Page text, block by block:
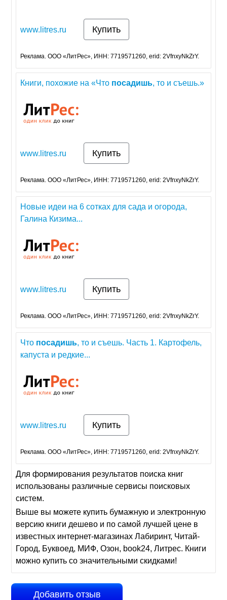
www.litres.ru Купить
Реклама. ООО «ЛитРес», ИНН: 7719571260, erid: 2VfnxyNkZrY.
Книги, похожие на «Что посадишь, то и съешь.»
www.litres.ru Купить
Реклама. ООО «ЛитРес», ИНН: 7719571260, erid: 2VfnxyNkZrY.
Новые идеи на 6 сотках для сада и огорода,
Галина Кизима...
www.litres.ru Купить
Реклама. ООО «ЛитРес», ИНН: 7719571260, erid: 2VfnxyNkZrY.
Что посадишь, то и съешь. Часть 1. Картофель,
капуста и редкие...
www.litres.ru Купить
Реклама. ООО «ЛитРес», ИНН: 7719571260, erid: 2VfnxyNkZrY.
Для формирования результатов поиска книг
использованы различные сервисы поисковых
систем.
Выше вы можете купить бумажную и электронную
версию книги дешево и по самой лучшей цене в
известных интернет-магазинах Лабиринт, Читай-
Город, Буквоед, МИФ, Озон, book24, Литрес. Книги
можно купить со значительными скидками!
Добавить отзыв